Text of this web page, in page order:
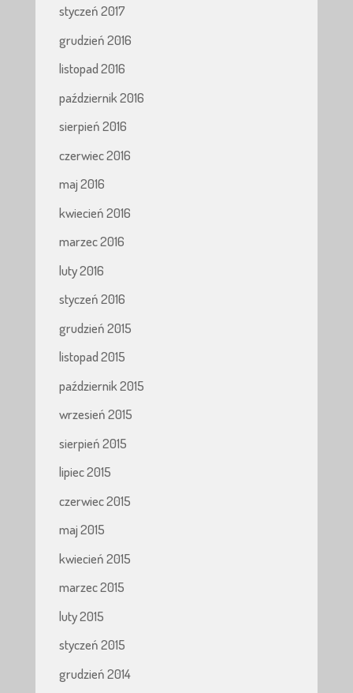
styczeń 2017
grudzień 2016
listopad 2016
październik 2016
sierpień 2016
czerwiec 2016
maj 2016
kwiecień 2016
marzec 2016
luty 2016
styczeń 2016
grudzień 2015
listopad 2015
październik 2015
wrzesień 2015
sierpień 2015
lipiec 2015
czerwiec 2015
maj 2015
kwiecień 2015
marzec 2015
luty 2015
styczeń 2015
grudzień 2014